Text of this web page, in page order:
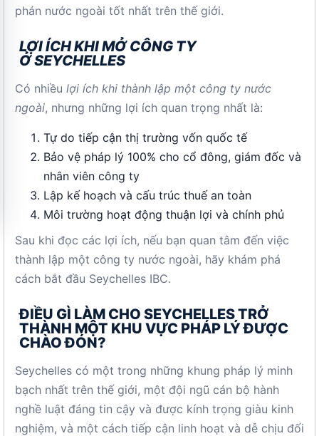
phán nước ngoài tốt nhất trên thế giới.
LỢI ÍCH KHI MỞ CÔNG TY
Ở SEYCHELLES
Có nhiều lợi ích khi thành lập một công ty nước
ngoài, nhưng những lợi ích quan trọng nhất là:
Tự do tiếp cận thị trường vốn quốc tế
Bảo vệ pháp lý 100% cho cổ đông, giám đốc và
nhân viên công ty
Lập kế hoạch và cấu trúc thuế an toàn
Môi trường hoạt động thuận lợi và chính phủ
Sau khi đọc các lợi ích, nếu bạn quan tâm đến việc
thành lập một công ty nước ngoài, hãy khám phá
cách bắt đầu Seychelles IBC.
ĐIỀU GÌ LÀM CHO SEYCHELLES TRỞ
THÀNH MỘT KHU VỰC PHÁP LÝ ĐƯỢC
CHÀO ĐÓN?
Seychelles có một trong những khung pháp lý minh
bạch nhất trên thế giới, một đội ngũ cán bộ hành
nghề luật đáng tin cậy và được kính trọng giàu kinh
nghiệm, và một cách tiếp cận linh hoạt và dễ chịu đối